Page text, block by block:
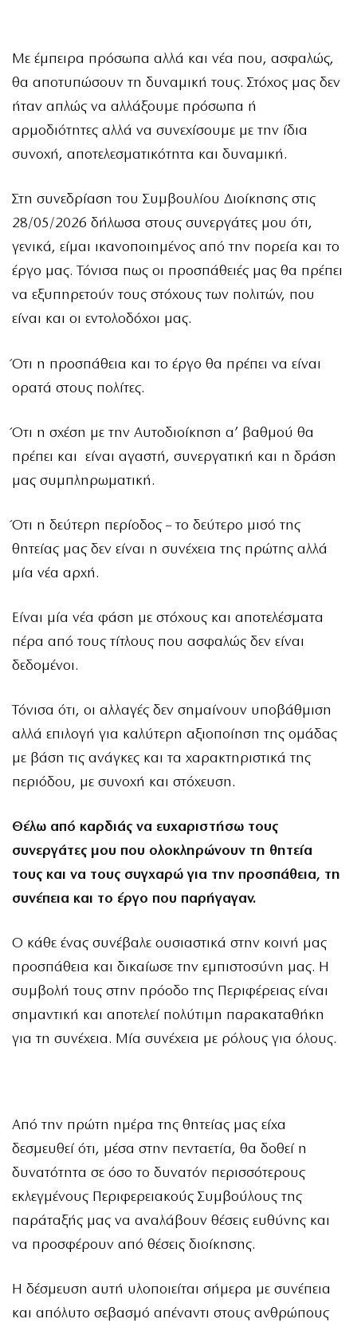
Με έμπειρα πρόσωπα αλλά και νέα που, ασφαλώς,
θα αποτυπώσουν τη δυναμική τους. Στόχος μας δεν
ήταν απλώς να αλλάξουμε πρόσωπα ή
αρμοδιότητες αλλά να συνεχίσουμε με την ίδια
συνοχή, αποτελεσματικότητα και δυναμική.
Στη συνεδρίαση του Συμβουλίου Διοίκησης στις
28/05/2026 δήλωσα στους συνεργάτες μου ότι,
γενικά, είμαι ικανοποιημένος από την πορεία και το
έργο μας. Τόνισα πως οι προσπάθειές μας θα πρέπει
να εξυπηρετούν τους στόχους των πολιτών, που
είναι και οι εντολοδόχοι μας.
Ότι η προσπάθεια και το έργο θα πρέπει να είναι
ορατά στους πολίτες.
Ότι η σχέση με την Αυτοδιοίκηση α’ βαθμού θα
πρέπει και είναι αγαστή, συνεργατική και η δράση
μας συμπληρωματική.
Ότι η δεύτερη περίοδος – το δεύτερο μισό της
θητείας μας δεν είναι η συνέχεια της πρώτης αλλά
μία νέα αρχή.
Είναι μία νέα φάση με στόχους και αποτελέσματα
πέρα από τους τίτλους που ασφαλώς δεν είναι
δεδομένοι.
Τόνισα ότι, οι αλλαγές δεν σημαίνουν υποβάθμιση
αλλά επιλογή για καλύτερη αξιοποίηση της ομάδας
με βάση τις ανάγκες και τα χαρακτηριστικά της
περιόδου, με συνοχή και στόχευση.
Θέλω από καρδιάς να ευχαριστήσω τους
συνεργάτες μου που ολοκληρώνουν τη θητεία
τους και να τους συγχαρώ για την προσπάθεια, τη
συνέπεια και το έργο που παρήγαγαν.
Ο κάθε ένας συνέβαλε ουσιαστικά στην κοινή μας
προσπάθεια και δικαίωσε την εμπιστοσύνη μας. Η
συμβολή τους στην πρόοδο της Περιφέρειας είναι
σημαντική και αποτελεί πολύτιμη παρακαταθήκη
για τη συνέχεια. Μία συνέχεια με ρόλους για όλους.
Από την πρώτη ημέρα της θητείας μας είχα
δεσμευθεί ότι, μέσα στην πενταετία, θα δοθεί η
δυνατότητα σε όσο το δυνατόν περισσότερους
εκλεγμένους Περιφερειακούς Συμβούλους της
παράταξής μας να αναλάβουν θέσεις ευθύνης και
να προσφέρουν από θέσεις διοίκησης.
Η δέσμευση αυτή υλοποιείται σήμερα με συνέπεια
και απόλυτο σεβασμό απέναντι στους ανθρώπους